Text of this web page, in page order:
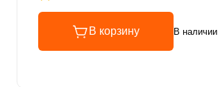
В корзину В наличии